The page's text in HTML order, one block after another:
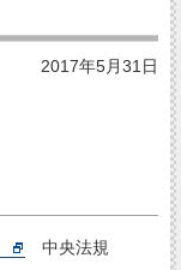
2017年5月31日
中央法規